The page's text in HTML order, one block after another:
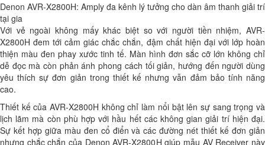
Denon AVR-X2800H: Amply đa kênh lý tưởng cho dàn âm thanh giải trí
tại gia
Với vẻ ngoài không mấy khác biệt so với người tiền nhiệm, AVR-
X2800H đem tới cảm giác chắc chắn, đậm chất hiện đại với lớp hoàn
thiện màu đen phay xước tinh tế. Màn hình đơn sắc cỡ lớn không chỉ
dễ đọc mà còn phản ánh phong cách tối giản, hướng đến người dùng
yêu thích sự đơn giản trong thiết kế nhưng vẫn đảm bảo tính năng
cao.
Thiết kế của AVR-X2800H không chỉ làm nổi bật lên sự sang trọng và
lịch lãm mà còn phù hợp với hầu hết các không gian giải trí hiện đại.
Sự kết hợp giữa màu đen cổ điển và các đường nét thiết kế đơn giản
nhưng chắc chắn của Denon AVR-X2800H giúp mẫu AV Receiver này